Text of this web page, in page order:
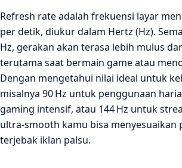
Refresh rate adalah frekuensi layar
per detik, diukur dalam Hertz (Hz).
Hz, gerakan akan terasa lebih mulus
terutama saat bermain game atau
Dengan mengetahui nilai ideal untuk
misalnya 90 Hz untuk penggunaan
gaming intensif, atau 144 Hz untuk
ultra‑smooth kamu bisa menyesuaikan
terjebak iklan palsu.